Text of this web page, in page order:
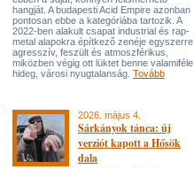
hangját. A budapesti Acid Empire azonban
pontosan ebbe a kategóriába tartozik. A
2022-ben alakult csapat industrial és rap-
metal alapokra építkező zenéje egyszerre
agresszív, feszült és atmoszférikus,
miközben végig ott lüktet benne valamiféle
hideg, városi nyugtalanság. Tovább
2026. május 4.
Sárkányok tánca: új
verziót kapott a Hősök
dala